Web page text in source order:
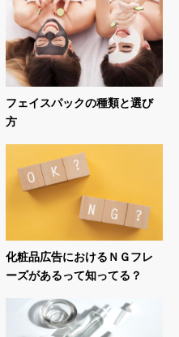
フェイスパックの種類と選び
方
化粧品広告におけるＮＧフレ
ーズがあるって知ってる？